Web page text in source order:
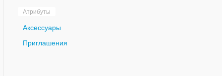
Атрибуты
Аксессуары
Приглашения